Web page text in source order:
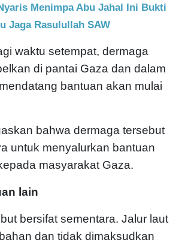
Menimpa Abu Jahal Ini Bukti
Jaga Rasulullah SAW
waktu setempat, dermaga
di pantai Gaza dan dalam
bantuan akan mulai
bahwa dermaga tersebut
untuk menyalurkan bantuan
masyarakat Gaza.
lain
bersifat sementara. Jalur laut
dan tidak dimaksudkan